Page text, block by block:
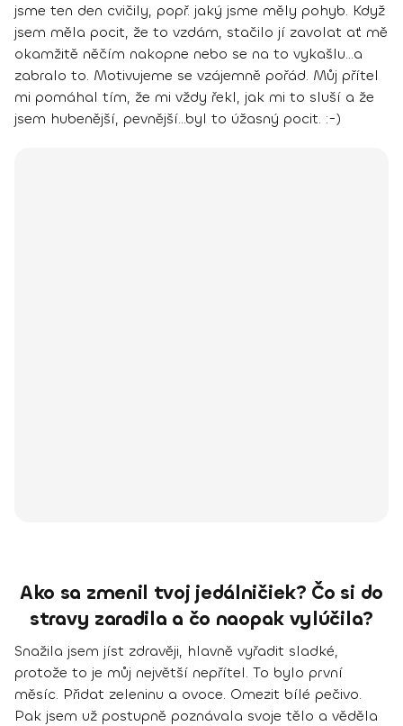
jsme ten den cvičily, popř. jaký jsme měly pohyb. Když
jsem měla pocit, že to vzdám, stačilo jí zavolat ať mě
okamžitě něčím nakopne nebo se na to vykašlu...a
zabralo to. Motivujeme se vzájemně pořád. Můj přítel
mi pomáhal tím, že mi vždy řekl, jak mi to sluší a že
jsem hubenější, pevnější...byl to úžasný pocit. :-)
Ako sa zmenil tvoj jedálničiek? Čo si do
stravy zaradila a čo naopak vylúčila?
Snažila jsem jíst zdravěji, hlavně vyřadit sladké,
protože to je můj největší nepřítel. To bylo první
měsíc. Přidat zeleninu a ovoce. Omezit bílé pečivo.
Pak jsem už postupně poznávala svoje tělo a věděla